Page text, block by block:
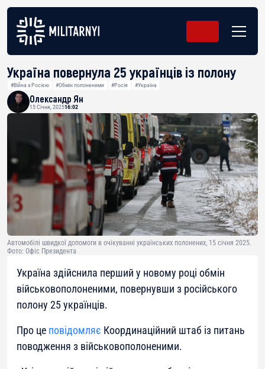
Україна повернула 25 українців із полону
#Війна з Росією #Обмін полоненими #Росія #Україна
Олександр Ян
15 Січня, 202516:02
Автомобілі швидкої допомоги в очікуванні українських полонених, 15 січня 2025.
Фото: Офіс Президента
Україна здійснила перший у новому році обмін
військовополоненими, повернувши з російського
полону 25 українців.
Про це повідомляє Координаційний штаб із питань
поводження з військовополоненими.